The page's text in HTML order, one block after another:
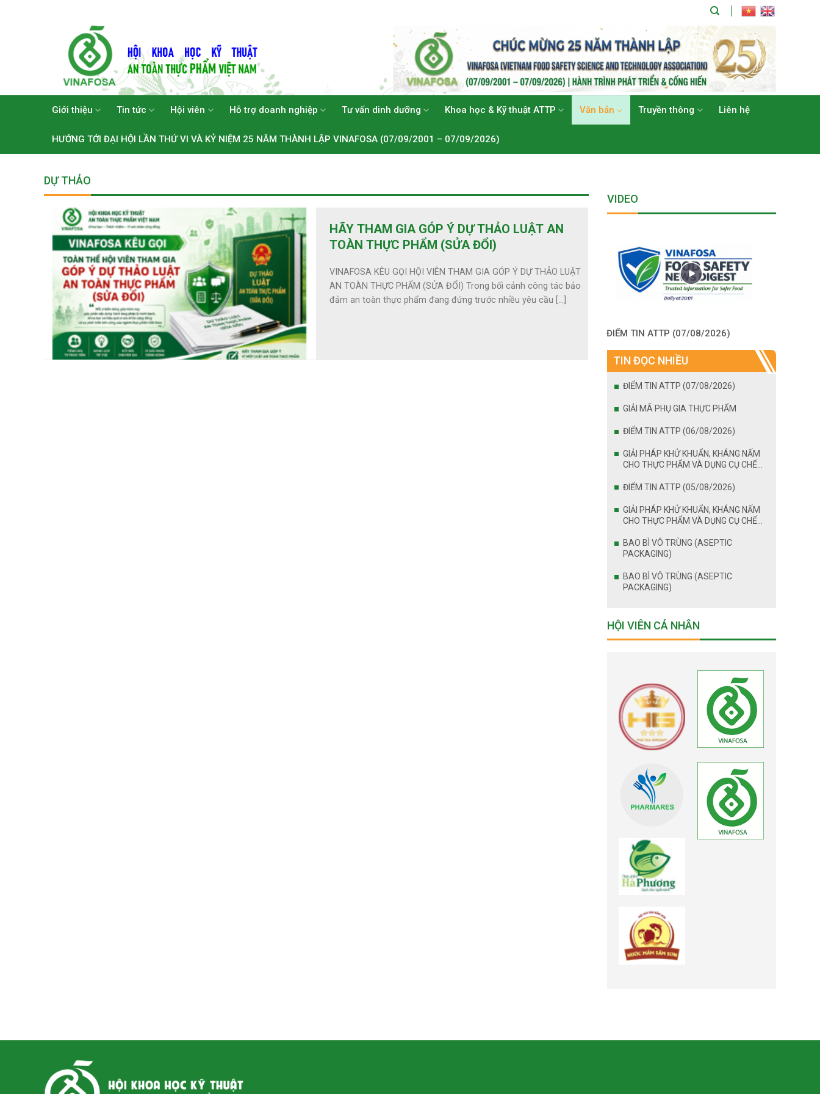
Giới thiệu Tin tức Hội viên Hỗ trợ doanh nghiệp Tư vấn dinh dưỡng Khoa học & Kỹ thuật ATTP Văn bản Truyền thông Liên hệ
HƯỚNG TỚI ĐẠI HỘI LẦN THỨ VI VÀ KỶ NIỆM 25 NĂM THÀNH LẬP VINAFOSA (07/09/2001 – 07/09/2026)
DỰ THẢO
HÃY THAM GIA GÓP Ý DỰ THẢO LUẬT AN
TOÀN THỰC PHẨM (SỬA ĐỔI)
VINAFOSA KÊU GỌI HỘI VIÊN THAM GIA GÓP Ý DỰ THẢO LUẬT
AN TOÀN THỰC PHẨM (SỬA ĐỔI) Trong bối cảnh công tác bảo
đảm an toàn thực phẩm đang đứng trước nhiều yêu cầu [...]
VIDEO
ĐIỂM TIN ATTP (07/08/2026)
TIN ĐỌC NHIỀU
ĐIỂM TIN ATTP (07/08/2026)
GIẢI MÃ PHỤ GIA THỰC PHẨM
ĐIỂM TIN ATTP (06/08/2026)
GIẢI PHÁP KHỬ KHUẨN, KHÁNG NẤM
CHO THỰC PHẨM VÀ DỤNG CỤ CHẾ
ĐIỂM TIN ATTP (05/08/2026)
GIẢI PHÁP KHỬ KHUẨN, KHÁNG NẤM
CHO THỰC PHẨM VÀ DỤNG CỤ CHẾ
BAO BÌ VÔ TRÙNG (ASEPTIC
PACKAGING)
BAO BÌ VÔ TRÙNG (ASEPTIC
PACKAGING)
HỘI VIÊN CÁ NHÂN